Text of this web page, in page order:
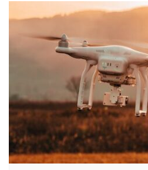
Navigation
de
l’article